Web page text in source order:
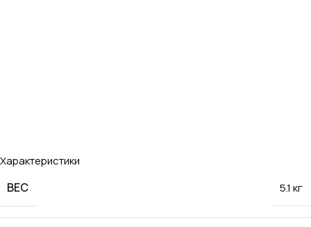
Характеристики
ВЕС 5.1 кг